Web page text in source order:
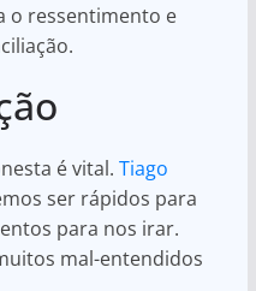
o ressentimento e
é vital. Tiago
ser rápidos para
para nos irar.
mal-entendidos